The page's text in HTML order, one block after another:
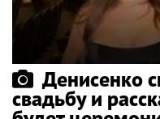
Денисенко
свадьбу и